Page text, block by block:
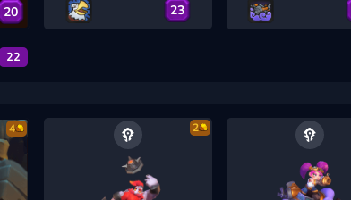
20 23
22
4 2